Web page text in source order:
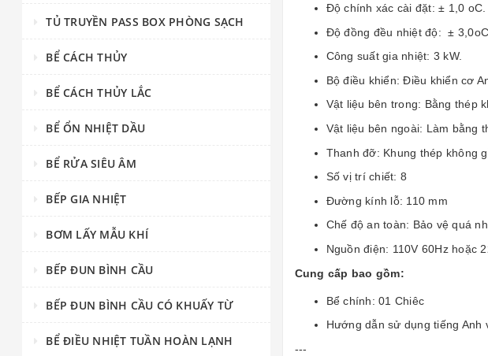
Độ chính xác cài đặt: ± 1,0 oC.
Độ đồng đều nhiệt độ: ± 3,0oC.
Công suất gia nhiệt: 3 kW.
Bộ điều khiển: Điều khiển cơ
Vật liệu bên trong: Bằng thép
Vật liệu bên ngoài: Làm bằng
Thanh đỡ: Khung thép không
Số vị trí chiết: 8
Đường kính lỗ: 110 mm
Chế độ an toàn: Bảo vệ quá
Nguồn điện: 110V 60Hz hoặc
Cung cấp bao gồm:
Bể chính: 01 Chiêc
Hướng dẫn sử dụng tiếng Anh
---
TỦ TRUYỀN PASS BOX PHÒNG SẠCH
BỂ CÁCH THỦY
BỂ CÁCH THỦY LẮC
BỂ ỔN NHIỆT DẦU
BỂ RỬA SIÊU ÂM
BẾP GIA NHIỆT
BƠM LẤY MẪU KHÍ
BẾP ĐUN BÌNH CẦU
BẾP ĐUN BÌNH CẦU CÓ KHUẤY TỪ
BỂ ĐIỀU NHIỆT TUẦN HOÀN LẠNH